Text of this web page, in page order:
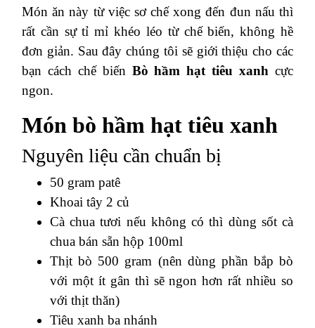
Món ăn này từ việc sơ chế xong đến đun nấu thì
rất cần sự tỉ mỉ khéo léo từ chế biến, không hề
đơn giản. Sau đây chúng tôi sẽ giới thiệu cho các
bạn cách chế biến Bò hầm hạt tiêu xanhcực
ngon.
Món bò hầm hạt tiêu xanh
Nguyên liệu cần chuẩn bị
50 gram patê
Khoai tây 2 củ
Cà chua tươi nếu không có thì dùng sốt cà
chua bán sẵn hộp 100ml
Thịt bò 500 gram (nên dùng phần bắp bò
với một ít gân thì sẽ ngon hơn rất nhiều so
với thịt thăn)
Tiêu xanh ba nhánh